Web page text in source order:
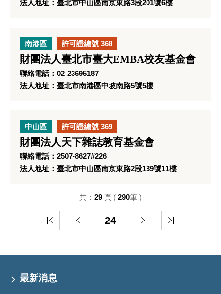
法人地址：臺北市中山區南京東路3段201號6樓
南港區 許可證編號 368
財團法人臺北市臺大EMBA校友基金會
聯絡電話：02-23695187
法人地址：臺北市南港區中坡南路5號5樓
中山區 許可證編號 369
財團法人天下雜誌教育基金會
聯絡電話：2507-8627#226
法人地址：臺北市中山區南京東路2段139號11樓
24
共： 29 頁 ( 290筆 )
最新消息